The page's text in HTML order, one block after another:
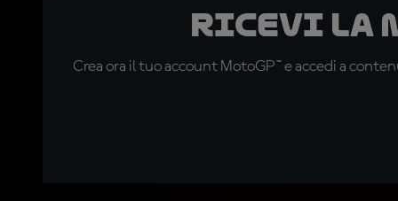
Ricevi la
Crea ora il tuo account MotoGP™ e accedi a